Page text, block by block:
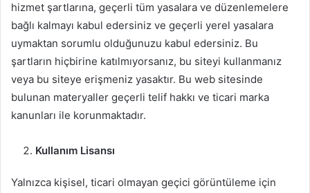
hizmet şartlarına, geçerli tüm yasalara ve düzenlemelere
bağlı kalmayı kabul edersiniz ve geçerli yerel yasalara
uymaktan sorumlu olduğunuzu kabul edersiniz. Bu
şartların hiçbirine katılmıyorsanız, bu siteyi kullanmanız
veya bu siteye erişmeniz yasaktır. Bu web sitesinde
bulunan materyaller geçerli telif hakkı ve ticari marka
kanunları ile korunmaktadır.
Kullanım Lisansı
Yalnızca kişisel, ticari olmayan geçici görüntüleme için